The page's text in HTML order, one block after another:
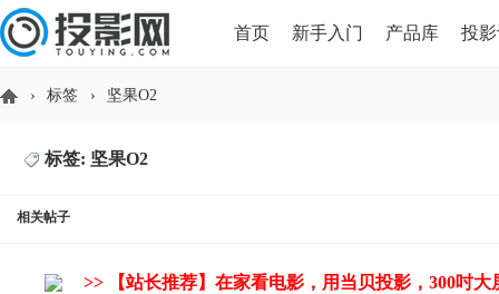
首页 新手入门 产品库 投
HDMI版本对比 导读
› 标签 › 坚果O2
标签: 坚果O2
相关帖子
>> 【站长推荐】在家看电影，用当贝投影，300吋